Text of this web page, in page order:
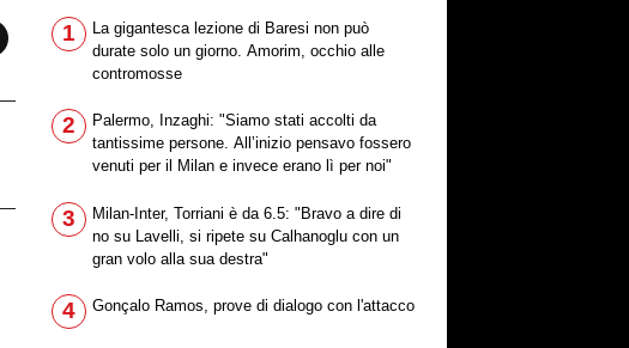
1
La gigantesca lezione di Baresi non può
durate solo un giorno. Amorim, occhio alle
contromosse
2
Palermo, Inzaghi: "Siamo stati accolti da
tantissime persone. All’inizio pensavo fossero
venuti per il Milan e invece erano lì per noi"
3
Milan-Inter, Torriani è da 6.5: "Bravo a dire di
no su Lavelli, si ripete su Calhanoglu con un
gran volo alla sua destra"
4 Gonçalo Ramos, prove di dialogo con l'attacco